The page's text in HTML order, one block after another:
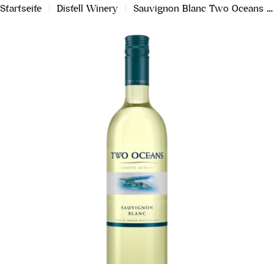
Startseite Distell Winery Sauvignon Blanc Two Oceans 2024